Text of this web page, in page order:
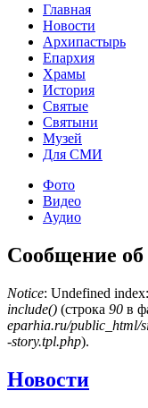
Главная
Новости
Архипастырь
Епархия
Храмы
История
Святые
Святыни
Музей
Для СМИ
Фото
Видео
Аудио
Сообщение
Notice: Undefined
include() (строка 90 в
eparhia.ru/public_html/
-story.tpl.php).
Новости